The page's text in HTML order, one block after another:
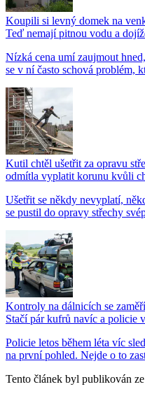
Koupili si levný domek na
Teď nemají pitnou vodu a
Nízká cena umí zaujmout
se v ní často schová problém,
Kutil chtěl ušetřit za opravu
odmítla vyplatit korunu kvůli
Ušetřit se někdy nevyplatí,
se pustil do opravy střechy
Kontroly na dálnicích se
Stačí pár kufrů navíc a policie
Policie letos během léta víc
na první pohled. Nejde o to
Tento článek byl publikován